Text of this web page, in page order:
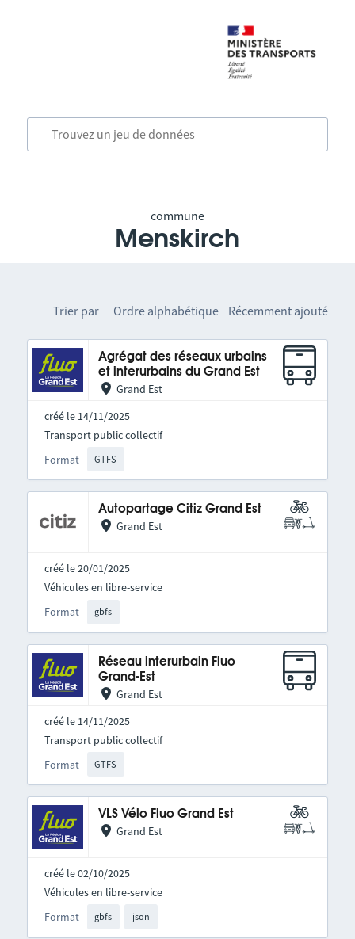
commune
Menskirch
Trier par Ordre alphabétique Récemment ajouté
Agrégat des réseaux urbains
et interurbains du Grand Est
Grand Est
créé le 14/11/2025
Format GTFS
Transport public collectif
Autopartage Citiz Grand Est
Grand Est
créé le 20/01/2025
Format gbfs
Véhicules en libre-service
Réseau interurbain Fluo
Grand-Est
Grand Est
créé le 14/11/2025
Format GTFS
Transport public collectif
VLS Vélo Fluo Grand Est
Grand Est
créé le 02/10/2025
Format gbfs json
Véhicules en libre-service